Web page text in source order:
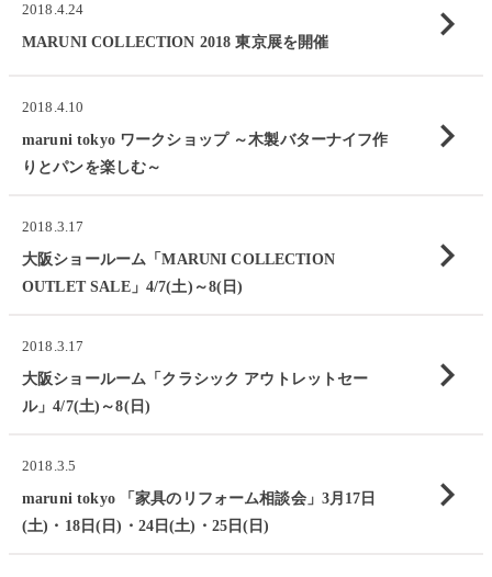
2018.4.24
MARUNI COLLECTION 2018 東京展を開催 chevron_right
2018.4.10
maruni tokyo ワークショップ ～木製バターナイフ作
りとパンを楽しむ～
chevron_right
2018.3.17
大阪ショールーム「MARUNI COLLECTION
OUTLET SALE」4/7(土)～8(日)
chevron_right
2018.3.17
大阪ショールーム「クラシック アウトレットセー
ル」4/7(土)～8(日)
chevron_right
2018.3.5
maruni tokyo 「家具のリフォーム相談会」3月17日
(土)・18日(日)・24日(土)・25日(日)
chevron_right